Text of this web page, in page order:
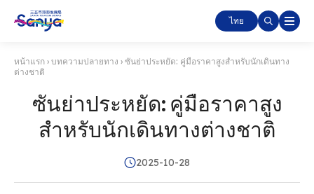
ไทย
หน้าแรก › บทความปลายทาง › ซันย่าประหยัด: คู่มือราคาสูงสําหรับนักเดินทาง
ต่างชาติ
ซันย่าประหยัด: คู่มือราคาสูง
สําหรับนักเดินทางต่างชาติ
2025-10-28